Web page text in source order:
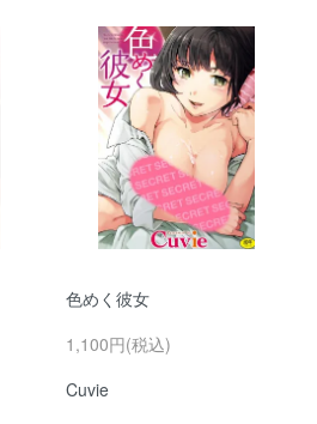
色めく彼女
1,100円(税込)
Cuvie